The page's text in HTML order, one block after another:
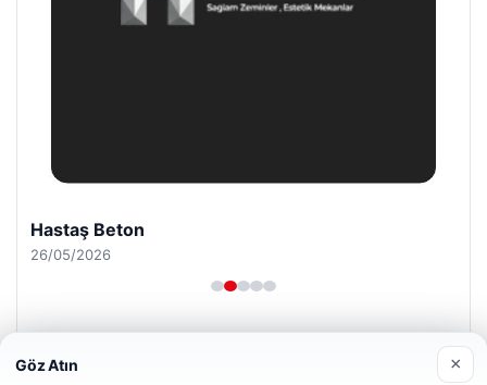
Bulkoon Toptan Ayakkabı
03/05/2026
Göz Atın ×